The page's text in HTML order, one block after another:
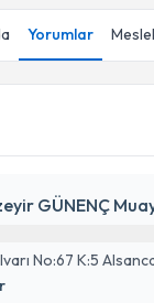
Yorumlar
GÜNENÇ
No:67 K:5